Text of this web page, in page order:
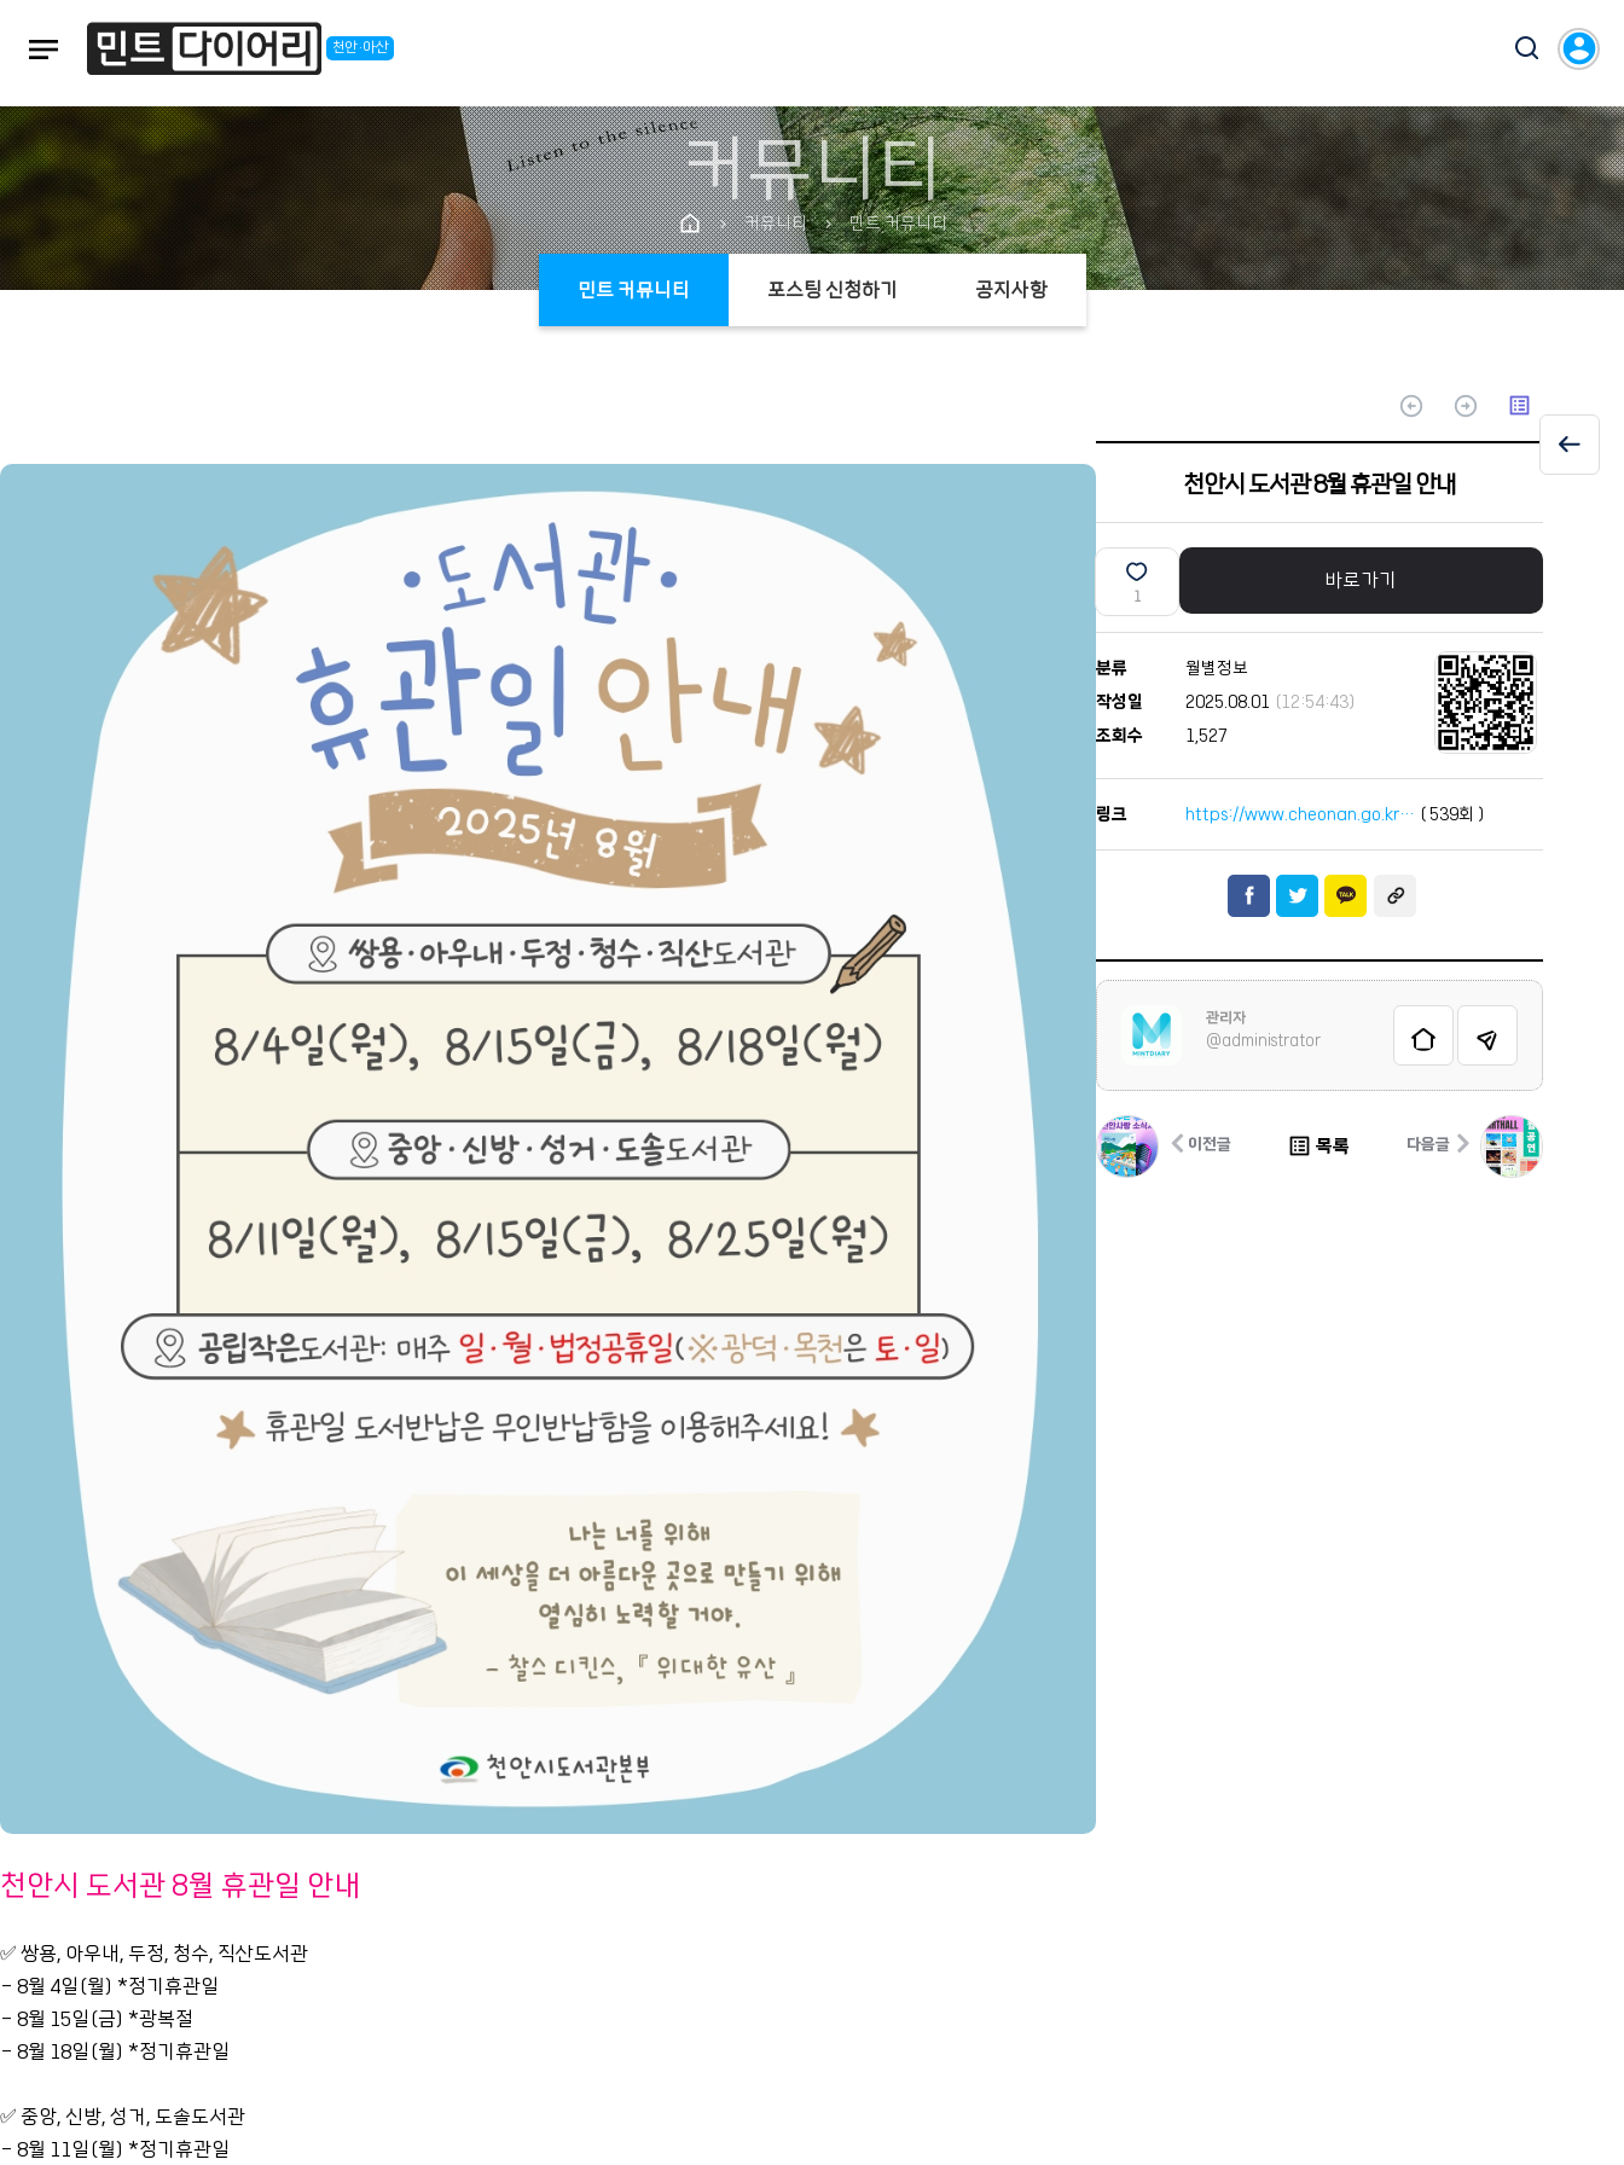
notes 천안·아산 account_circle
커뮤니티
chevron_right 커뮤니티 chevron_right 민트 커뮤니티
민트 커뮤니티 포스팅 신청하기 공지사항
천안시 도서관 8월 휴관일 안내
✅ 쌍용, 아우내, 두정, 청수, 직산도서관
- 8월 4일(월) *정기휴관일
- 8월 15일(금) *광복절
- 8월 18일(월) *정기휴관일
✅ 중앙, 신방, 성거, 도솔도서관
- 8월 11일(월) *정기휴관일
arrow_circle_up arrow_circle_up list_alt
천안시 도서관 8월 휴관일 안내
1
바로가기
분류
월별정보
작성일
2025.08.01
(12:54:43)
조회수
1,527
링크 https://www.cheonan.go.kr… (539회 )
관리자
@administrator
이전글 list_alt 목록 다음글